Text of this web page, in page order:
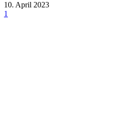
10. April 2023
1